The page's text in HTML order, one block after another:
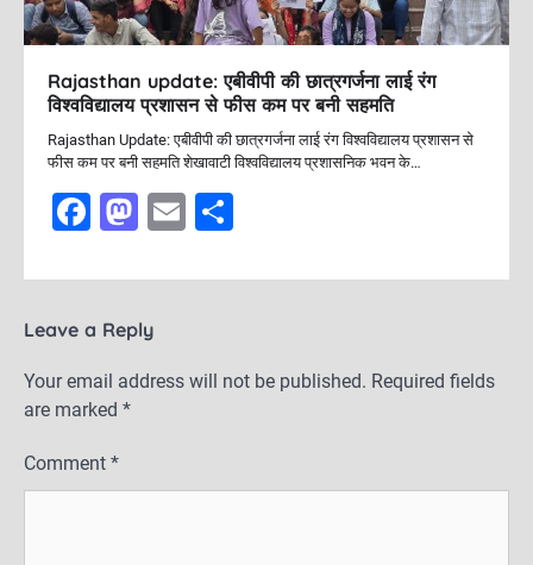
Rajasthan update: एबीवीपी की छात्रगर्जना लाई रंग
विश्वविद्यालय प्रशासन से फीस कम पर बनी सहमति
Rajasthan Update: एबीवीपी की छात्रगर्जना लाई रंग विश्वविद्यालय प्रशासन से
फीस कम पर बनी सहमति शेखावाटी विश्वविद्यालय प्रशासनिक भवन के…
F
c
e
b
o
k
M
st
o
d
o
E
ai ar
Leave a Reply
Your email address will not be published. Required fields
are marked *
Comment *